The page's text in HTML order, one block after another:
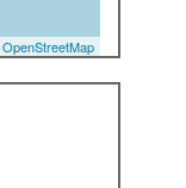
OpenStreetMap